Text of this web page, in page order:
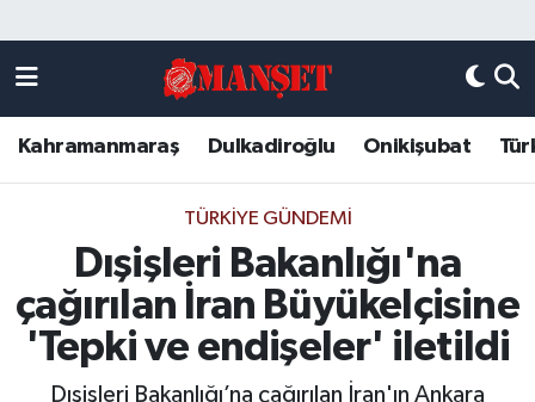
Kahramanmaraş Dulkadiroğlu Onikişubat
TÜRKIYE GÜNDEMI
Dışişleri Bakanlığı'na
çağırılan İran Büyükelçisine
'Tepki ve endişeler' iletildi
Dışişleri Bakanlığı’na çağırılan İran'ın Ankara
DULKADİROĞLU
KAHRAMANMARAŞ
ONİKİŞUBAT
ÖZEL HABER
Künye
Kahramanmaraş Nöbetçi Eczaneler
Kahramanmaraş Hava Durumu
Kahramanmaraş Trafik Yoğunluk Haritası
Süper Lig Puan Durumu ve Fikstür
Tüm Manşetler
Son Dakika Haberleri